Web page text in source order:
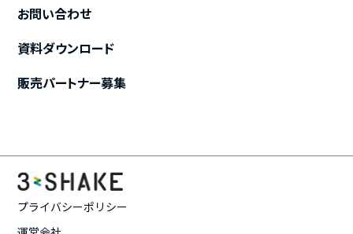
お問い合わせ
資料ダウンロード
販売パートナー募集
プライバシーポリシー